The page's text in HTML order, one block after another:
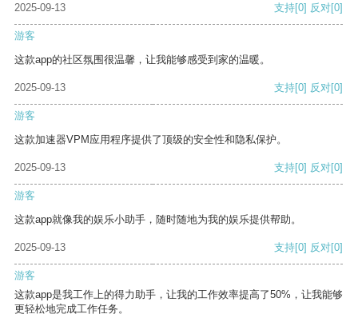
2025-09-13
支持[0] 反对[0]
游客
这款app的社区氛围很温馨，让我能够感受到家的温暖。
2025-09-13 支持[0] 反对[0]
游客
这款加速器VPM应用程序提供了顶级的安全性和隐私保护。
2025-09-13 支持[0] 反对[0]
游客
这款app就像我的娱乐小助手，随时随地为我的娱乐提供帮助。
2025-09-13 支持[0] 反对[0]
游客
这款app是我工作上的得力助手，让我的工作效率提高了50%，让我能够
更轻松地完成工作任务。